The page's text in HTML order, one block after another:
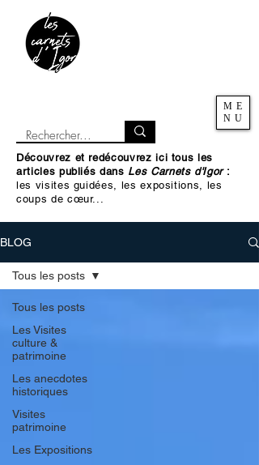
ME
NU
Découvrez et redécouvrez ici tous les
articles publiés dans Les Carnets d'Igor :
les visites guidées, les expositions, les
coups de cœur...
BLOG
Tous les posts
Les Visites
culture &
patrimoine
Les anecdotes
historiques
Visites
patrimoine
Les Expositions
Tous les posts